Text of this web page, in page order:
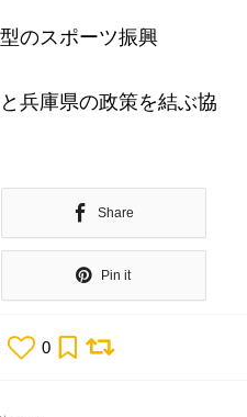
のスポーツ振興
兵庫県の政策を結ぶ協
Share
Pin it
0